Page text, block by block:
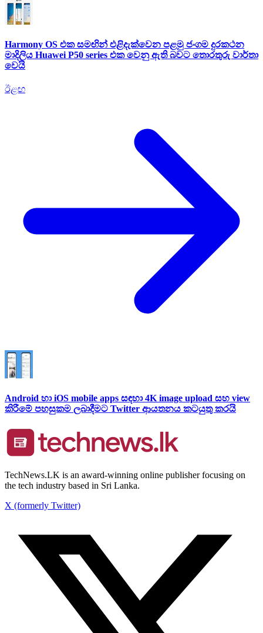
Harmony OS එක සමඟින් එළිදැක්වෙන පළමු ජංගම දුරකථන
මාදිලිය Huawei P50 series එක වෙනු ඇති බවට තොරතුරු වාර්තා
වෙයි
ඊළඟ
Android හා iOS mobile apps සඳහා 4K image upload සහ view
කිරීමේ පහසුකම ලබාදීමට Twitter ආයතනය කටයුතු කරයි
TechNews.LK is an award-winning online publisher focusing on
the tech industry based in Sri Lanka.
X (formerly Twitter)